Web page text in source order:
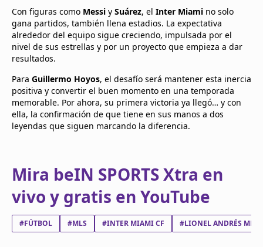
Con figuras como Messi y Suárez, el Inter Miami no solo
gana partidos, también llena estadios. La expectativa
alrededor del equipo sigue creciendo, impulsada por el
nivel de sus estrellas y por un proyecto que empieza a dar
resultados.
Para Guillermo Hoyos, el desafío será mantener esta inercia
positiva y convertir el buen momento en una temporada
memorable. Por ahora, su primera victoria ya llegó… y con
ella, la confirmación de que tiene en sus manos a dos
leyendas que siguen marcando la diferencia.
Mira beIN SPORTS Xtra en
vivo y gratis en YouTube
#FÚTBOL #MLS #INTER MIAMI CF #LIONEL ANDRÉS